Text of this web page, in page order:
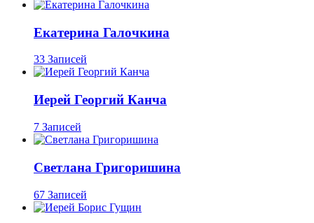
Екатерина Галочкина
33 Записей
Иерей Георгий Канча
7 Записей
Светлана Григоришина
67 Записей